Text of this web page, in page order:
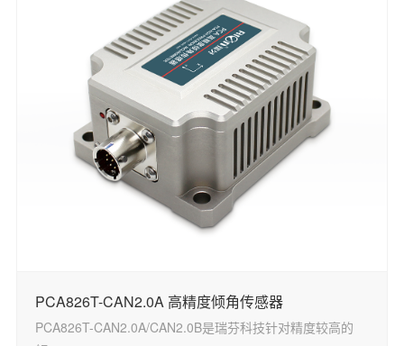
PCA826T-CAN2.0A 高精度倾角传感器
PCA826T-CAN2.0A/CAN2.0B是瑞芬科技针对精度较高的